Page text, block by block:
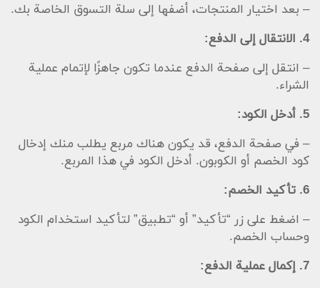
– بعد اختيار المنتجات، أضفها إلى سلة التسوق الخاصة بك.
4. الانتقال إلى الدفع:
– انتقل إلى صفحة الدفع عندما تكون جاهزًا لإتمام عملية
الشراء.
5. أدخل الكود:
– في صفحة الدفع، قد يكون هناك مربع يطلب منك إدخال
كود الخصم أو الكوبون. أدخل الكود في هذا المربع.
6. تأكيد الخصم:
– اضغط على زر “تأكيد” أو “تطبيق” لتأكيد استخدام الكود
وحساب الخصم.
7. إكمال عملية الدفع: